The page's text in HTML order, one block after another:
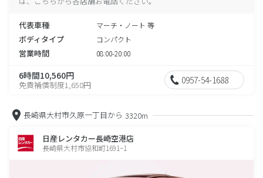
代表車種 マーチ・ノート 等
ボディタイプ コンパクト
営業時間 08:00-20:00
6時間10,560円
免責補償制度1,650円 0957-54-1688
長崎県大村市久原一丁目から 3320m
日産レンタカー長崎空港店
長崎県大村市協和町1691−1